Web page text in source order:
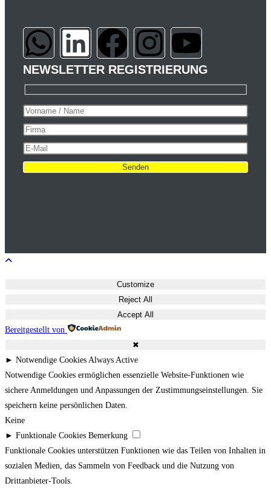
NEWSLETTER REGISTRIERUNG
Customize
Reject All
Accept All
Bereitgestellt von
✖
► Notwendige Cookies Always Active
Notwendige Cookies ermöglichen essenzielle Website-Funktionen wie
sichere Anmeldungen und Anpassungen der Zustimmungseinstellungen. Sie
speichern keine persönlichen Daten.
Keine
► Funktionale Cookies Bemerkung
Funktionale Cookies unterstützen Funktionen wie das Teilen von Inhalten in
sozialen Medien, das Sammeln von Feedback und die Nutzung von
Drittanbieter-Tools.